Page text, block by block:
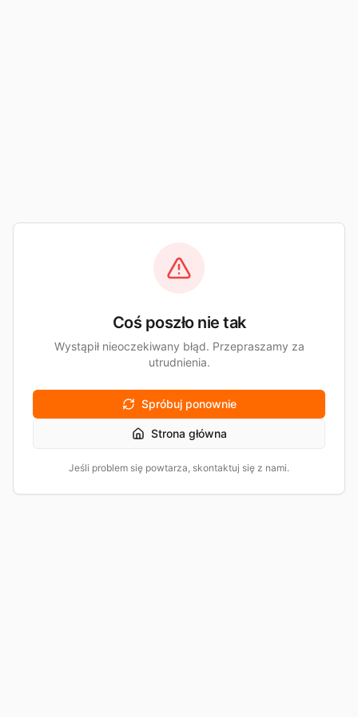
Coś poszło nie tak
Wystąpił nieoczekiwany błąd. Przepraszamy za
utrudnienia.
Spróbuj ponownie
Strona główna
Jeśli problem się powtarza, skontaktuj się z nami.